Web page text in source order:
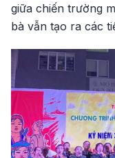
giữa chiến trường
bà vẫn tạo ra các